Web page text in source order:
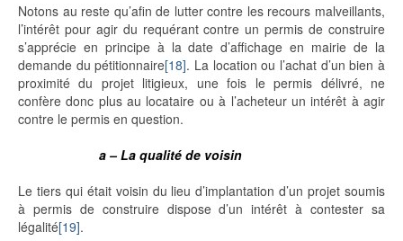
Notons au reste qu’afin de lutter contre les recours malveillants,
l’intérêt pour agir du requérant contre un permis de construire
s’apprécie en principe à la date d’affichage en mairie de la
demande du pétitionnaire[18]. La location ou l’achat d’un bien à
proximité du projet litigieux, une fois le permis délivré, ne
confère donc plus au locataire ou à l’acheteur un intérêt à agir
contre le permis en question.
a – La qualité de voisin
Le tiers qui était voisin du lieu d’implantation d’un projet soumis
à permis de construire dispose d’un intérêt à contester sa
légalité[19].